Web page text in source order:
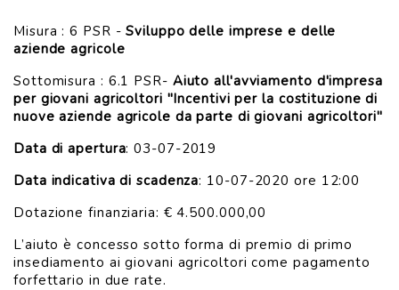
Misura : 6 PSR -Sviluppo delle imprese e delle
aziende agricole
Sottomisura : 6.1 PSR- Aiuto all'avviamento d'impresa
per giovani agricoltori "Incentivi per la costituzione di
nuove aziende agricole da parte di giovani agricoltori"
Data di apertura: 03-07-2019
Data indicativa di scadenza: 10-07-2020 ore 12:00
Dotazione finanziaria: € 4.500.000,00
L’aiuto è concesso sotto forma di premio di primo
insediamento ai giovani agricoltori come pagamento
forfettario in due rate.